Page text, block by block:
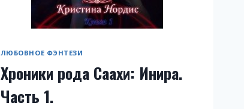
ЛЮБОВНОЕ ФЭНТЕЗИ
Хроники рода Саахи: Инира.
Часть 1.